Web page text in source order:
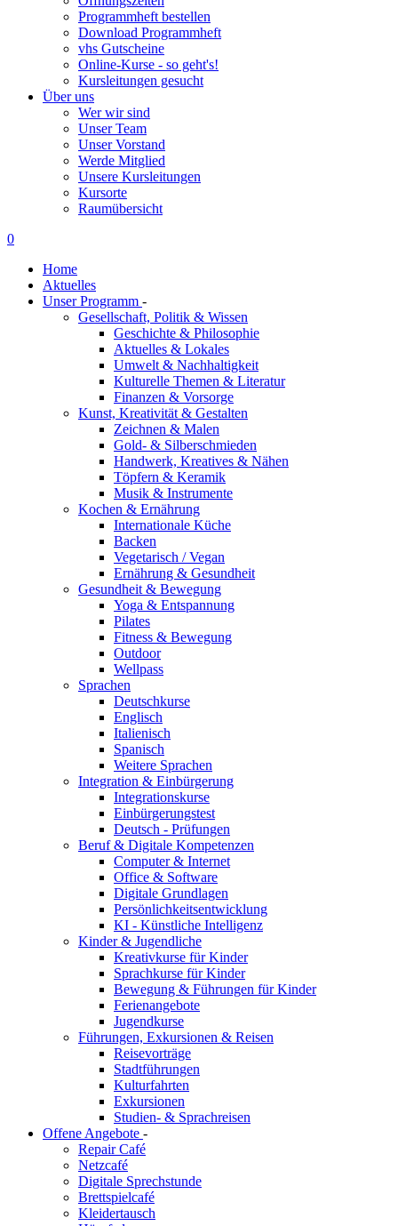
Programmheft bestellen
Download Programmheft
vhs Gutscheine
Online-Kurse - so geht's!
Kursleitungen gesucht
Über uns
Wer wir sind
Unser Team
Unser Vorstand
Werde Mitglied
Unsere Kursleitungen
Kursorte
Raumübersicht
0
Home
Aktuelles
Unser Programm -
Gesellschaft, Politik & Wissen
Geschichte & Philosophie
Aktuelles & Lokales
Umwelt & Nachhaltigkeit
Kulturelle Themen & Literatur
Finanzen & Vorsorge
Kunst, Kreativität & Gestalten
Zeichnen & Malen
Gold- & Silberschmieden
Handwerk, Kreatives & Nähen
Töpfern & Keramik
Musik & Instrumente
Kochen & Ernährung
Internationale Küche
Backen
Vegetarisch / Vegan
Ernährung & Gesundheit
Gesundheit & Bewegung
Yoga & Entspannung
Pilates
Fitness & Bewegung
Outdoor
Wellpass
Sprachen
Deutschkurse
Englisch
Italienisch
Spanisch
Weitere Sprachen
Integration & Einbürgerung
Integrationskurse
Einbürgerungstest
Deutsch - Prüfungen
Beruf & Digitale Kompetenzen
Computer & Internet
Office & Software
Digitale Grundlagen
Persönlichkeitsentwicklung
KI - Künstliche Intelligenz
Kinder & Jugendliche
Kreativkurse für Kinder
Sprachkurse für Kinder
Bewegung & Führungen für Kinder
Ferienangebote
Jugendkurse
Führungen, Exkursionen & Reisen
Reisevorträge
Stadtführungen
Kulturfahrten
Exkursionen
Studien- & Sprachreisen
Offene Angebote -
Repair Café
Netzcafé
Digitale Sprechstunde
Brettspielcafé
Kleidertausch